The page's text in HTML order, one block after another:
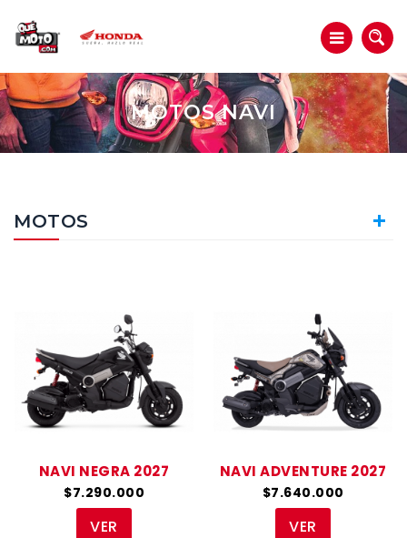
MOTOS NAVI
MOTOS
NAVI NEGRA 2027
$7.290.000
VER
NAVI ADVENTURE 2027
$7.640.000
VER